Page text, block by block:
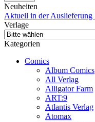
Neuheiten
Aktuell in der Auslieferung
Verlage
Kategorien
Comics
Album Comics
All Verlag
Alligator Farm
ART:9
Atlantis Verlag
Atomax